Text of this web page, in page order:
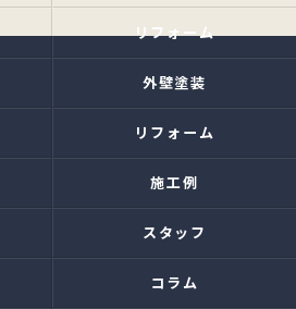
リフォーム
外壁塗装
リフォーム
施工例
スタッフ
コラム